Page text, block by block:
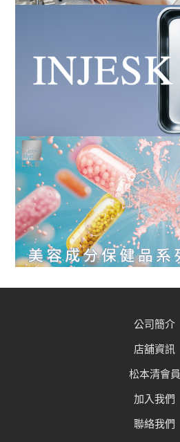
公司簡介
店舖資訊
松本清會員
加入我們
聯絡我們